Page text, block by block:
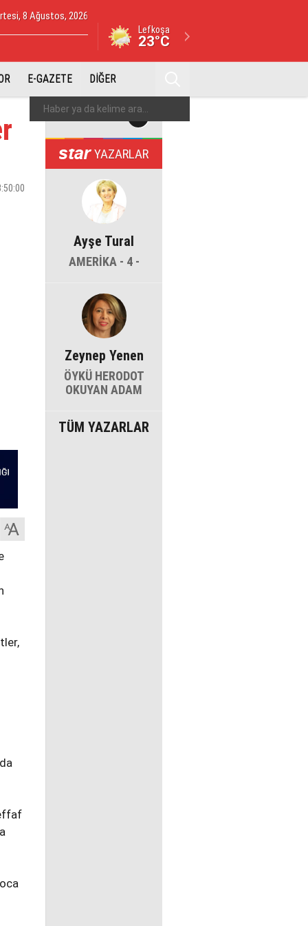
8 Ağustos, 2026
Lefkoşa
23°C
E-GAZETE DİĞER
YAZARLAR
Ayşe Tural
AMERİKA - 4 -
Zeynep Yenen
ÖYKÜ HERODOT
OKUYAN ADAM
TÜM YAZARLAR